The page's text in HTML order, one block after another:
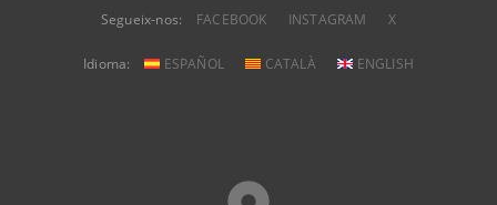
Segueix-nos: FACEBOOK INSTAGRAM X
Idioma: ESPAÑOL CATALÀ ENGLISH